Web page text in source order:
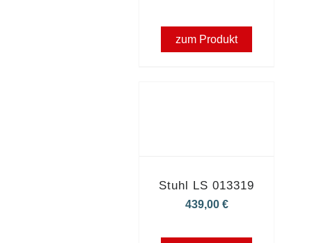
zum Produkt
Stuhl LS 013319
439,00 €